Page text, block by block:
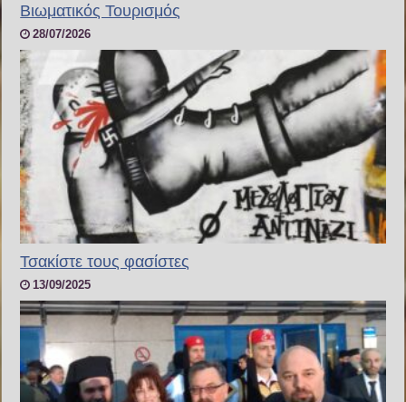
Bιωματικός Τουρισμός
28/07/2026
Τσακίστε τους φασίστες
13/09/2025